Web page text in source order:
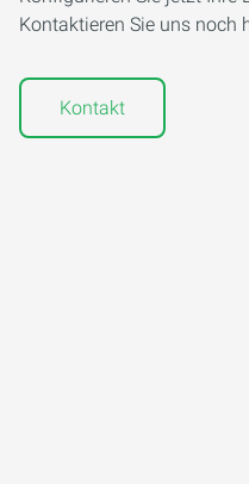
Kontaktieren Sie uns noch
Kontakt